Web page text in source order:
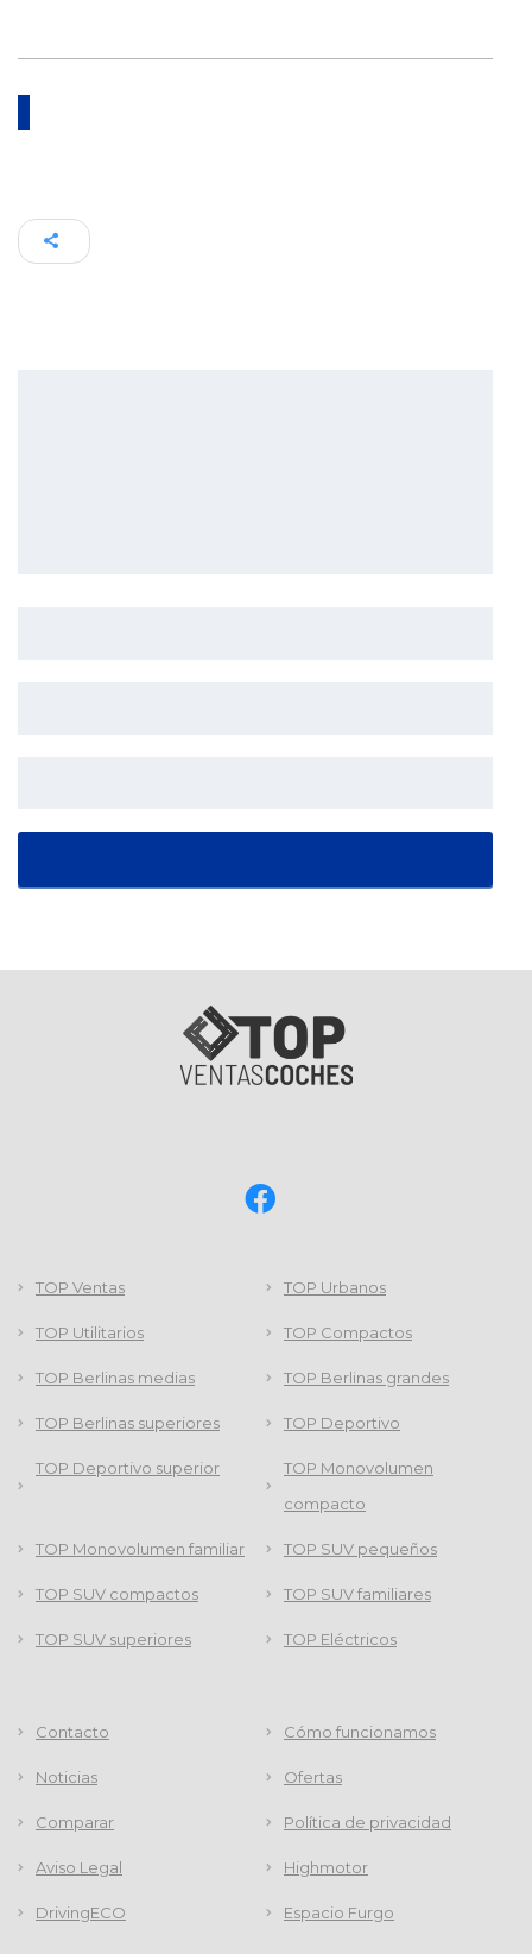
TOP Ventas TOP Urbanos
TOP Utilitarios TOP Compactos
TOP Berlinas medias TOP Berlinas grandes
TOP Berlinas superiores TOP Deportivo
TOP Deportivo superior
TOP Monovolumen
compacto
TOP Monovolumen familiar TOP SUV pequeños
TOP SUV compactos TOP SUV familiares
TOP SUV superiores TOP Eléctricos
Contacto Cómo funcionamos
Noticias Ofertas
Comparar Política de privacidad
Aviso Legal Highmotor
DrivingECO Espacio Furgo